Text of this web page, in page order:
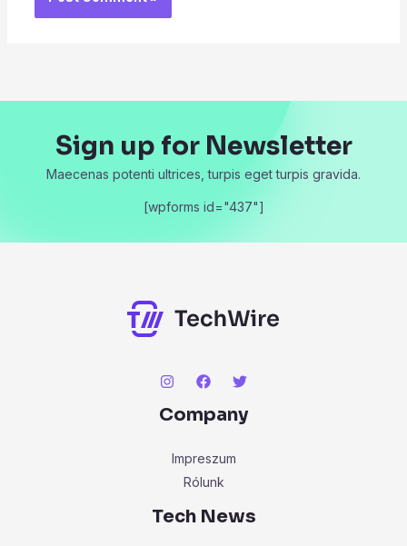
Sign up for Newsletter
Maecenas potenti ultrices, turpis eget turpis gravida.
[wpforms id="437"]
Company
Impreszum
Rólunk
Tech News